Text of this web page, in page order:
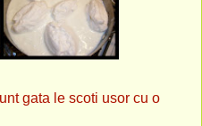
le scoti usor cu o